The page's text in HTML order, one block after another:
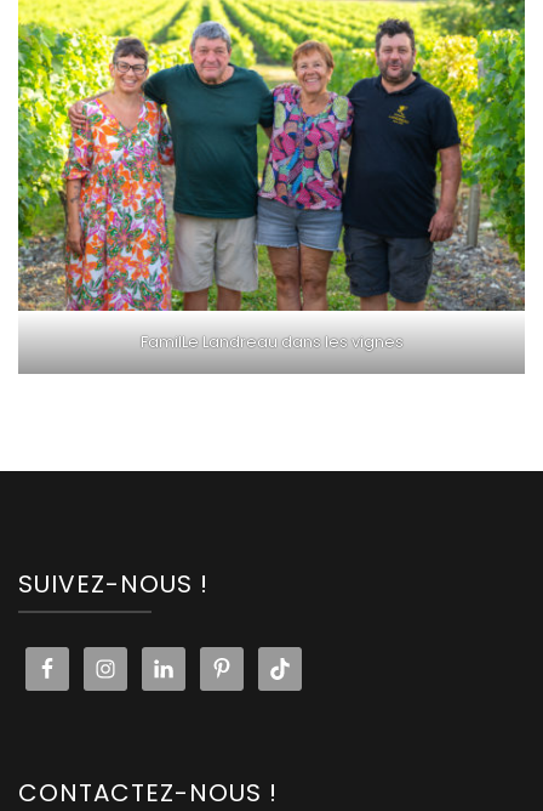
FamilLe Landreau dans les vignes
SUIVEZ-NOUS !
CONTACTEZ-NOUS !